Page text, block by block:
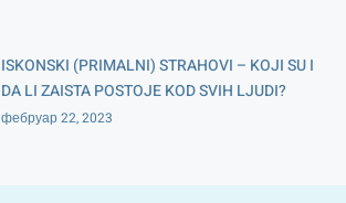
ISKONSKI (PRIMALNI) STRAHOVI – KOJI SU I
DA LI ZAISTA POSTOJE KOD SVIH LJUDI?
фебруар 22, 2023